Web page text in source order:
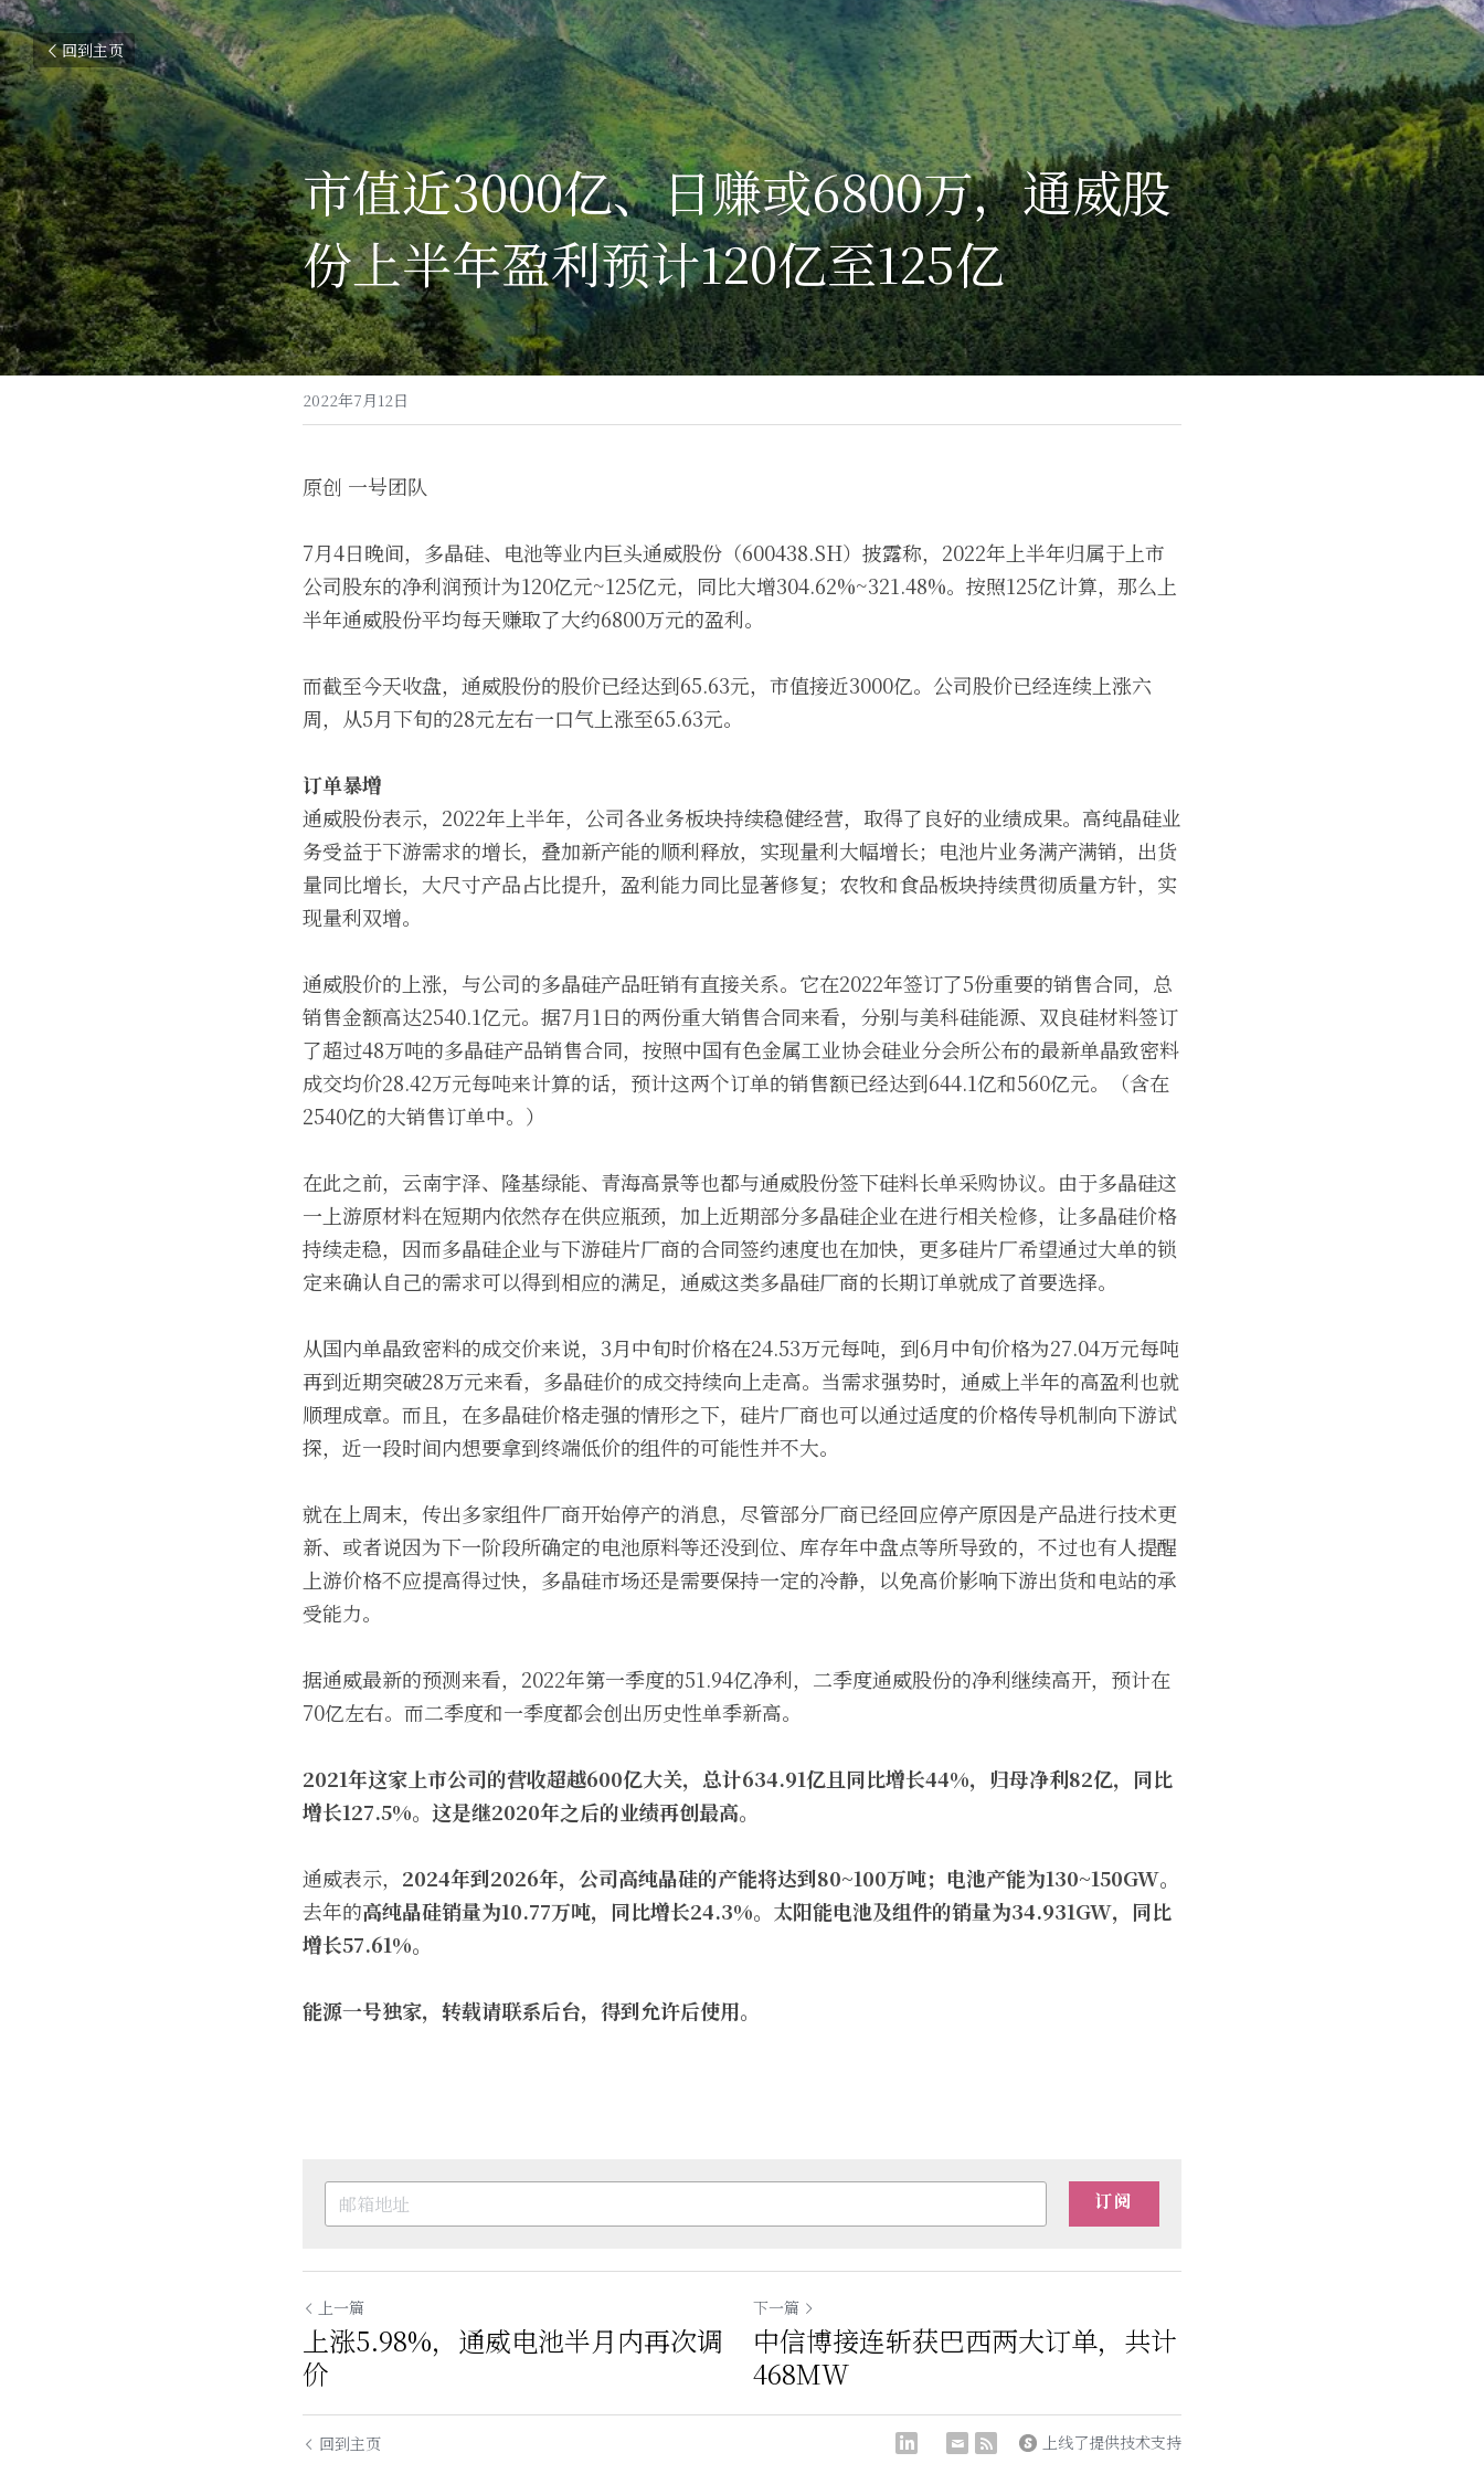
回到主页
市值近3000亿、日赚或6800万，通威股
份上半年盈利预计120亿至125亿
2022年7月12日
原创 一号团队
7月4日晚间，多晶硅、电池等业内巨头通威股份（600438.SH）披露称，2022年上半年归属于上市
公司股东的净利润预计为120亿元~125亿元，同比大增304.62%~321.48%。按照125亿计算，那么上
半年通威股份平均每天赚取了大约6800万元的盈利。
而截至今天收盘，通威股份的股价已经达到65.63元，市值接近3000亿。公司股价已经连续上涨六
周，从5月下旬的28元左右一口气上涨至65.63元。
订单暴增
通威股份表示，2022年上半年，公司各业务板块持续稳健经营，取得了良好的业绩成果。高纯晶硅业
务受益于下游需求的增长，叠加新产能的顺利释放，实现量利大幅增长；电池片业务满产满销，出货
量同比增长，大尺寸产品占比提升，盈利能力同比显著修复；农牧和食品板块持续贯彻质量方针，实
现量利双增。
通威股价的上涨，与公司的多晶硅产品旺销有直接关系。它在2022年签订了5份重要的销售合同，总
销售金额高达2540.1亿元。据7月1日的两份重大销售合同来看，分别与美科硅能源、双良硅材料签订
了超过48万吨的多晶硅产品销售合同，按照中国有色金属工业协会硅业分会所公布的最新单晶致密料
成交均价28.42万元每吨来计算的话，预计这两个订单的销售额已经达到644.1亿和560亿元。（含在
2540亿的大销售订单中。）
在此之前，云南宇泽、隆基绿能、青海高景等也都与通威股份签下硅料长单采购协议。由于多晶硅这
一上游原材料在短期内依然存在供应瓶颈，加上近期部分多晶硅企业在进行相关检修，让多晶硅价格
持续走稳，因而多晶硅企业与下游硅片厂商的合同签约速度也在加快，更多硅片厂希望通过大单的锁
定来确认自己的需求可以得到相应的满足，通威这类多晶硅厂商的长期订单就成了首要选择。
从国内单晶致密料的成交价来说，3月中旬时价格在24.53万元每吨，到6月中旬价格为27.04万元每吨
再到近期突破28万元来看，多晶硅价的成交持续向上走高。当需求强势时，通威上半年的高盈利也就
顺理成章。而且，在多晶硅价格走强的情形之下，硅片厂商也可以通过适度的价格传导机制向下游试
探，近一段时间内想要拿到终端低价的组件的可能性并不大。
就在上周末，传出多家组件厂商开始停产的消息，尽管部分厂商已经回应停产原因是产品进行技术更
新、或者说因为下一阶段所确定的电池原料等还没到位、库存年中盘点等所导致的，不过也有人提醒
上游价格不应提高得过快，多晶硅市场还是需要保持一定的冷静，以免高价影响下游出货和电站的承
受能力。
据通威最新的预测来看，2022年第一季度的51.94亿净利，二季度通威股份的净利继续高开，预计在
70亿左右。而二季度和一季度都会创出历史性单季新高。
2021年这家上市公司的营收超越600亿大关，总计634.91亿且同比增长44%，归母净利82亿，同比
增长127.5%。这是继2020年之后的业绩再创最高。
通威表示， 2024年到2026年，公司高纯晶硅的产能将达到80~100万吨；电池产能为130~150GW。
去年的高纯晶硅销量为10.77万吨，同比增长24.3%。太阳能电池及组件的销量为34.931GW，同比
增长57.61%。
能源一号独家，转载请联系后台，得到允许后使用。
订阅
上一篇
上涨5.98%，通威电池半月内再次调
价
下一篇
中信博接连斩获巴西两大订单，共计
468MW
回到主页 上线了提供技术支持